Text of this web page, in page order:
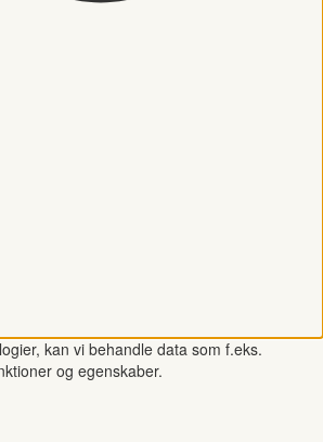
kan vi behandle data som f.eks.
og egenskaber.